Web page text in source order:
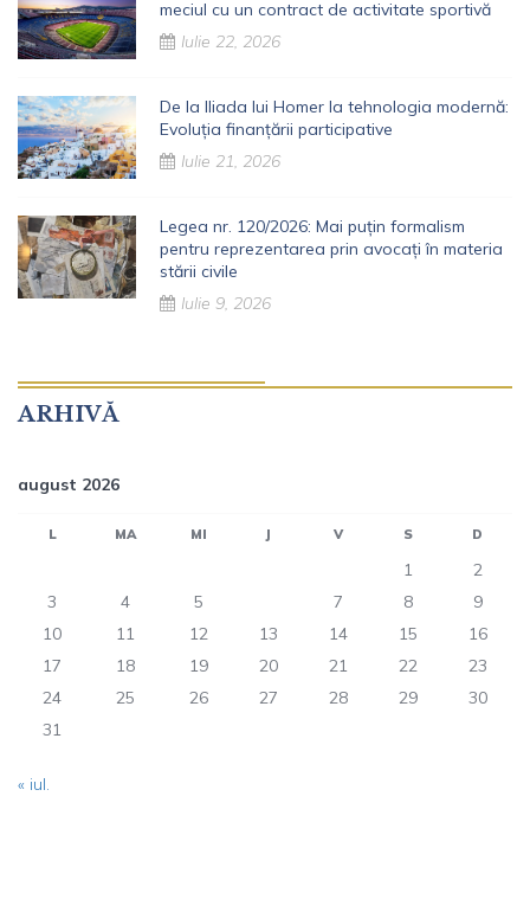
meciul cu un contract de activitate sportivă
Iulie 22, 2026
De la Iliada lui Homer la tehnologia modernă:
Evoluția finanțării participative
Iulie 21, 2026
Legea nr. 120/2026: Mai puțin formalism
pentru reprezentarea prin avocați în materia
stării civile
Iulie 9, 2026
ARHIVĂ
august 2026
L MA MI J V S D
1
2
3
4 5 7 8
9
10
11 12 13 14 15
16
17
18 19 20 21 22
23
24
25 26 27 28 29
30
31
« iul.